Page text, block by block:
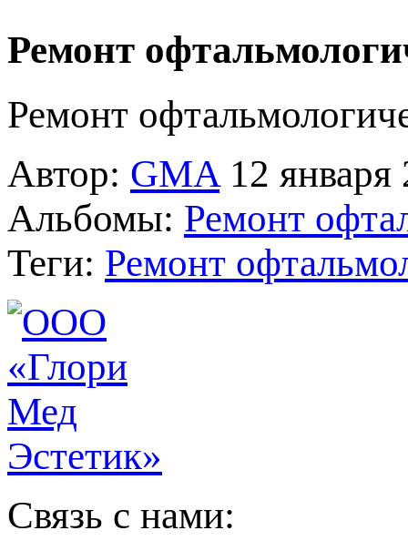
Ремонт
Ремонт
Автор: GMA12 января
Альбомы: Ремонт
Теги: Ремонт
Связь с нами: